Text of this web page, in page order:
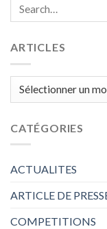
ARTICLES
ARTICLES
CATÉGORIES
ACTUALITES
ARTICLE DE
COMPETITIONS